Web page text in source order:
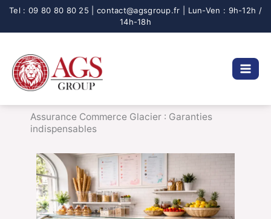
Aller
Assurance Commerce Glacier : Garanties
indispensables